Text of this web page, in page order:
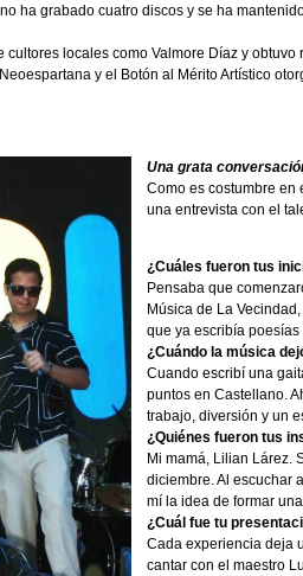
ha grabado cuatro discos y se ha
cultores locales como Valmore Díaz y
y el Botón al Mérito Artístico
Una grata
Como es costumbre en
una entrevista con el
¿Cuáles fueron tus
Pensaba que
Música de La
que ya escribía
¿Cuándo la música
Cuando escribí una
puntos en Castellano.
trabajo, diversión y un
¿Quiénes fueron tus
Mi mamá, Lilian Lárez.
diciembre. Al escuchar
mí la idea de formar
¿Cuál fue tu
Cada experiencia deja
cantar con el maestro